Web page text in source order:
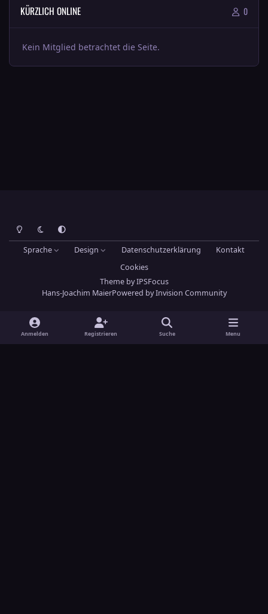
KÜRZLICH ONLINE 0
Kein Mitglied betrachtet die Seite.
Heller ModusDunkler ModusSystemeinstellung
Sprache Design Datenschutzerklärung
Kontakt
Cookies
ThemebyIPSFocus
Hans-Joachim MaierPowered byInvision Community
Anmelden Registrieren Suche Menu